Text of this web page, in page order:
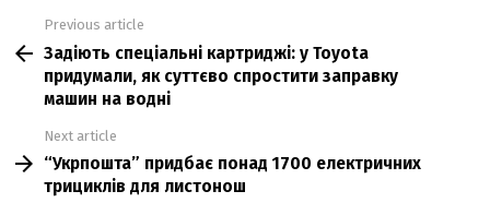
more
Previous article
Задіють спеціальні картриджі: у Toyota
придумали, як суттєво спростити заправку
машин на водні
Next article
“Укрпошта” придбає понад 1700 електричних
трициклів для листонош